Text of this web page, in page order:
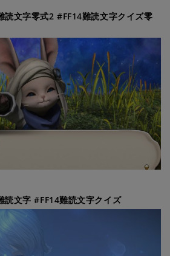
読文字零式2 #FF14難読文字クイズ零
読文字 #FF14難読文字クイズ